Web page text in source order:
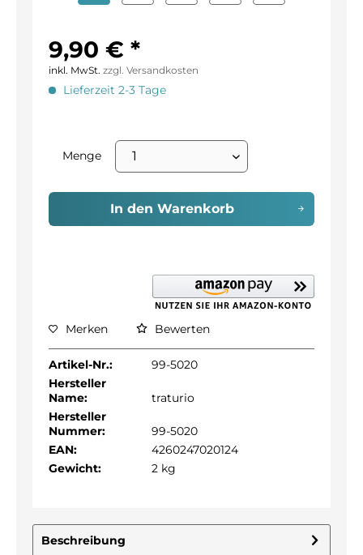
9,90 € *
inkl. MwSt. zzgl. Versandkosten
Lieferzeit 2-3 Tage
Menge
In den Warenkorb
Merken Bewerten
Artikel-Nr.:
99-5020
Hersteller
Name:
traturio
Hersteller
Nummer:
99-5020
EAN:
4260247020124
Gewicht:
2 kg
Beschreibung